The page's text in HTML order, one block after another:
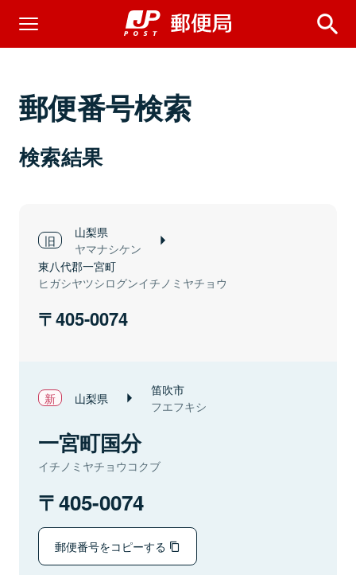
郵便番号検索
検索結果
山梨県
ヤマナシケン
東八代郡一宮町
ヒガシヤツシログンイチノミヤチョウ
405-0074
山梨県 笛吹市
フエフキシ
一宮町国分
イチノミヤチョウコクブ
405-0074
郵便番号をコピーする